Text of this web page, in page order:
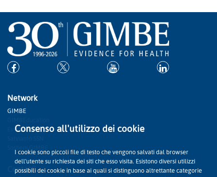
Network
GIMBE
Evidence
Contatti
Consenso all'utilizzo dei cookie
I cookie sono piccoli file di testo che vengono salvati dal browser
dell'utente su richiesta dei siti che esso visita. Esistono diversi utilizzi
possibili dei cookie in base ai quali si distinguono altrettante categorie